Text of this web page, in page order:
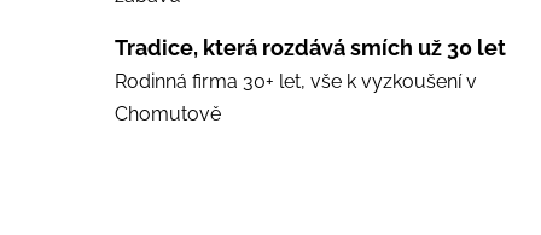
Tradice, která rozdává smích už 30 let
Rodinná firma 30+ let, vše k vyzkoušení v
Chomutově